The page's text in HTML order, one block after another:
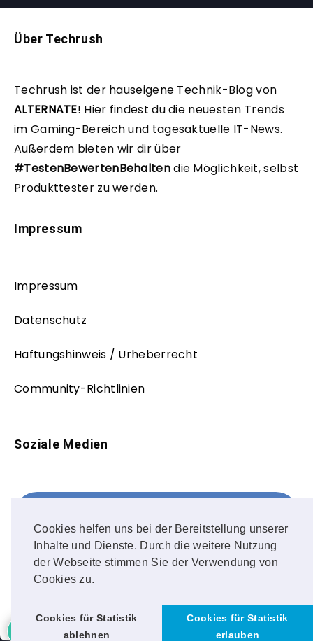
Cookies helfen uns bei der Bereitstellung unserer
Inhalte und Dienste. Durch die weitere Nutzung
der Webseite stimmen Sie der Verwendung von
Cookies zu.
Cookies für Statistik
ablehnen
Cookies für Statistik
erlauben
Über Techrush
Techrush ist der hauseigene Technik-Blog von
ALTERNATE! Hier findest du die neuesten Trends
im Gaming-Bereich und tagesaktuelle IT-News.
Außerdem bieten wir dir über
#TestenBewertenBehaltendie Möglichkeit, selbst
Produkttester zu werden.
Impressum
Impressum
Datenschutz
Haftungshinweis / Urheberrecht
Community-Richtlinien
Soziale Medien
FOLLOW ME!
Instagram
OUR PHOTOS!